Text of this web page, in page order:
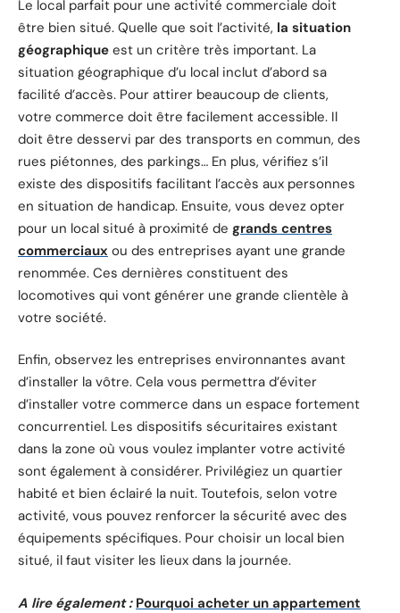
Le local parfait pour une activité commerciale doit
être bien situé. Quelle que soit l’activité, la situation
géographique est un critère très important. La
situation géographique d’u local inclut d’abord sa
facilité d’accès. Pour attirer beaucoup de clients,
votre commerce doit être facilement accessible. Il
doit être desservi par des transports en commun, des
rues piétonnes, des parkings… En plus, vérifiez s’il
existe des dispositifs facilitant l’accès aux personnes
en situation de handicap. Ensuite, vous devez opter
pour un local situé à proximité de grands centres
commerciaux ou des entreprises ayant une grande
renommée. Ces dernières constituent des
locomotives qui vont générer une grande clientèle à
votre société.
Enfin, observez les entreprises environnantes avant
d’installer la vôtre. Cela vous permettra d’éviter
d’installer votre commerce dans un espace fortement
concurrentiel. Les dispositifs sécuritaires existant
dans la zone où vous voulez implanter votre activité
sont également à considérer. Privilégiez un quartier
habité et bien éclairé la nuit. Toutefois, selon votre
activité, vous pouvez renforcer la sécurité avec des
équipements spécifiques. Pour choisir un local bien
situé, il faut visiter les lieux dans la journée.
A lire également : Pourquoi acheter un appartement